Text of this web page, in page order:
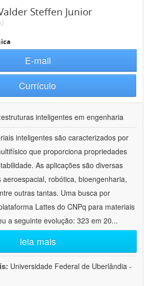
Steffen Junior
E-mail
Currículo
estruturas inteligentes em engenharia
inteligentes são caracterizados por
que proporciona propriedades
As aplicações são diversas
robótica, bioengenharia,
outras tantas. Uma busca por
Lattes do CNPq para materiais
a seguinte evolução: 323 em 20...
leia mais
Universidade Federal de Uberlândia -